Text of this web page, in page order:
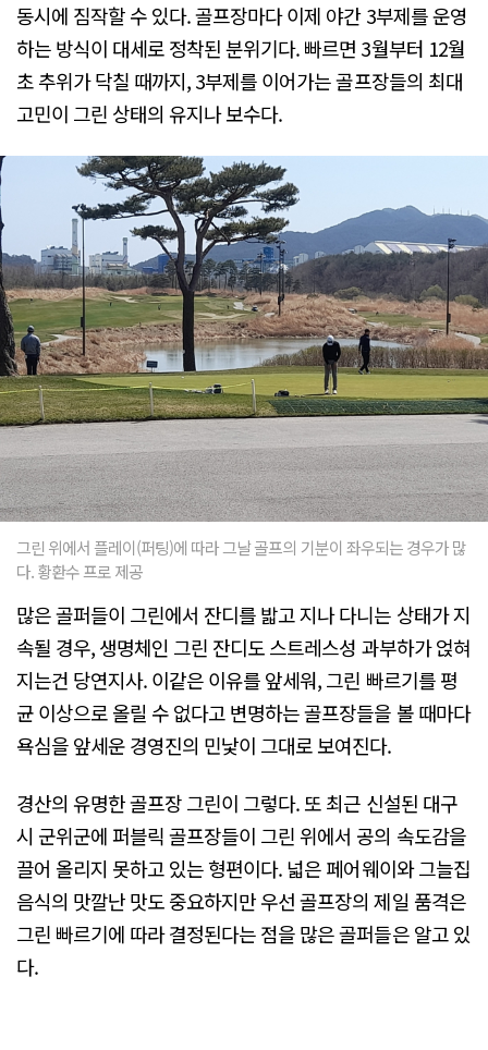
동시에 짐작할 수 있다. 골프장마다 이제 야간 3부제를 운영
하는 방식이 대세로 정착된 분위기다. 빠르면 3월부터 12월
초 추위가 닥칠 때까지, 3부제를 이어가는 골프장들의 최대
고민이 그린 상태의 유지나 보수다.
그린 위에서 플레이(퍼팅)에 따라 그날 골프의 기분이 좌우되는 경우가 많
다. 황환수 프로 제공
많은 골퍼들이 그린에서 잔디를 밟고 지나 다니는 상태가 지
속될 경우, 생명체인 그린 잔디도 스트레스성 과부하가 얹혀
지는건 당연지사. 이같은 이유를 앞세워, 그린 빠르기를 평
균 이상으로 올릴 수 없다고 변명하는 골프장들을 볼 때마다
욕심을 앞세운 경영진의 민낯이 그대로 보여진다.
경산의 유명한 골프장 그린이 그렇다. 또 최근 신설된 대구
시 군위군에 퍼블릭 골프장들이 그린 위에서 공의 속도감을
끌어 올리지 못하고 있는 형편이다. 넓은 페어웨이와 그늘집
음식의 맛깔난 맛도 중요하지만 우선 골프장의 제일 품격은
그린 빠르기에 따라 결정된다는 점을 많은 골퍼들은 알고 있
다.